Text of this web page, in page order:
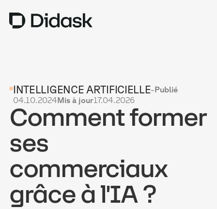
COACHING
NEW
USAGES
TARIFS
RESSOURCES
INTELLIGENCE ARTIFICIELLE-Publié
04.10.2024Mis à jour17.04.2026
Comment former
ses
commerciaux
grâce à l'IA ?